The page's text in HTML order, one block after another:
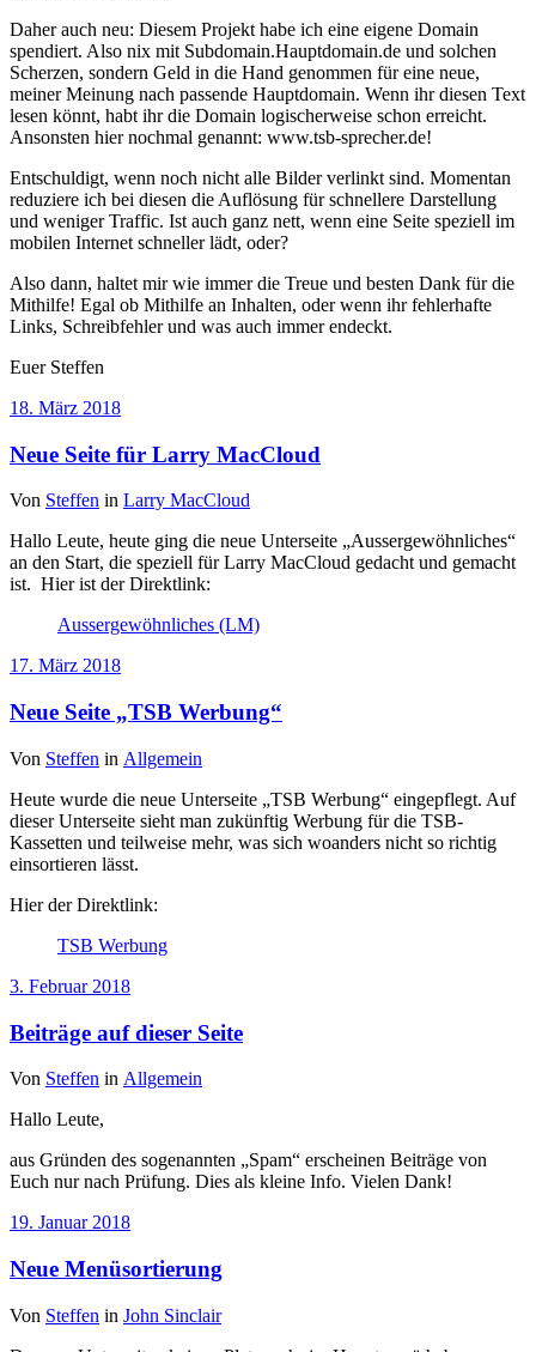
Daher auch neu: Diesem Projekt habe ich eine eigene Domain
spendiert. Also nix mit Subdomain.Hauptdomain.de und solchen
Scherzen, sondern Geld in die Hand genommen für eine neue,
meiner Meinung nach passende Hauptdomain. Wenn ihr diesen Text
lesen könnt, habt ihr die Domain logischerweise schon erreicht.
Ansonsten hier nochmal genannt: www.tsb-sprecher.de!
Entschuldigt, wenn noch nicht alle Bilder verlinkt sind. Momentan
reduziere ich bei diesen die Auflösung für schnellere Darstellung
und weniger Traffic. Ist auch ganz nett, wenn eine Seite speziell im
mobilen Internet schneller lädt, oder?
Also dann, haltet mir wie immer die Treue und besten Dank für die
Mithilfe! Egal ob Mithilfe an Inhalten, oder wenn ihr fehlerhafte
Links, Schreibfehler und was auch immer endeckt.
Euer Steffen
18. März 2018
Neue Seite für Larry MacCloud
Von Steffen in Larry MacCloud
Hallo Leute, heute ging die neue Unterseite „Aussergewöhnliches“
an den Start, die speziell für Larry MacCloud gedacht und gemacht
ist. Hier ist der Direktlink:
Aussergewöhnliches (LM)
17. März 2018
Neue Seite „TSB Werbung“
Von Steffen in Allgemein
Heute wurde die neue Unterseite „TSB Werbung“ eingepflegt. Auf
dieser Unterseite sieht man zukünftig Werbung für die TSB-
Kassetten und teilweise mehr, was sich woanders nicht so richtig
einsortieren lässt.
Hier der Direktlink:
TSB Werbung
3. Februar 2018
Beiträge auf dieser Seite
Von Steffen in Allgemein
Hallo Leute,
aus Gründen des sogenannten „Spam“ erscheinen Beiträge von
Euch nur nach Prüfung. Dies als kleine Info. Vielen Dank!
19. Januar 2018
Neue Menüsortierung
Von Steffen in John Sinclair